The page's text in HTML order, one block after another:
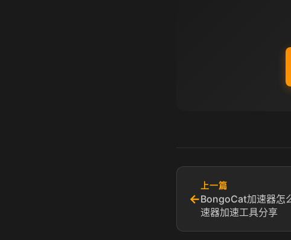
←
上一篇
BongoCat加速器怎
速器加速工具分享